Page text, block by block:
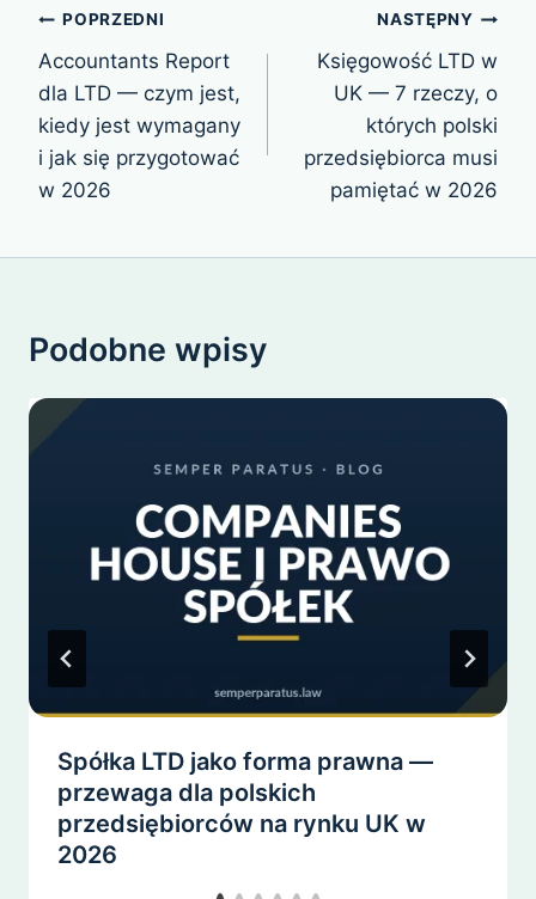
Nawigacja
wpisu
POPRZEDNI
Accountants Report
dla LTD — czym jest,
kiedy jest wymagany
i jak się przygotować
w 2026
NASTĘPNY
Księgowość LTD w
UK — 7 rzeczy, o
których polski
przedsiębiorca musi
pamiętać w 2026
Podobne wpisy
Spółka LTD jako forma prawna —
przewaga dla polskich
przedsiębiorców na rynku UK w
2026